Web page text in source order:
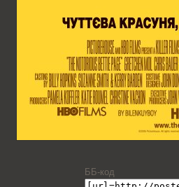
ББ-код